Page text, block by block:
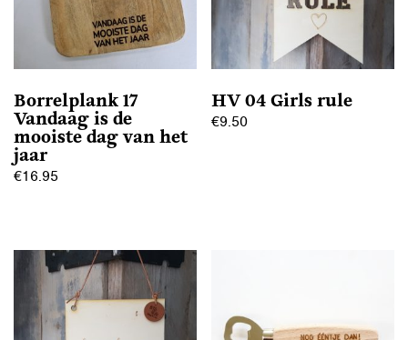
Borrelplank 17
Vandaag is de
mooiste dag van het
jaar
€16.95
HV 04 Girls rule
€9.50